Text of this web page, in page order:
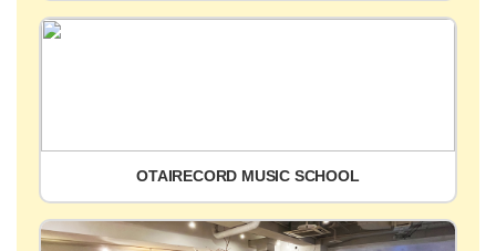
OTAIRECORD MUSIC SCHOOL